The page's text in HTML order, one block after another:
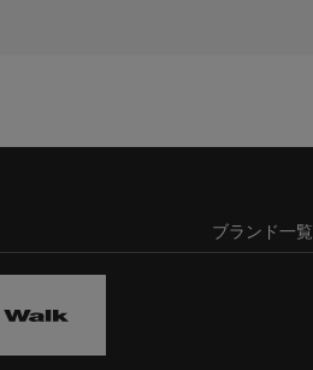
ブランド一覧